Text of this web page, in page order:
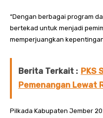
“Dengan berbagai program
bertekad untuk menjadi
memperjuangkan
Berita Terkait : PKS
Pemenangan Lewat
Pilkada Kabupaten Jember